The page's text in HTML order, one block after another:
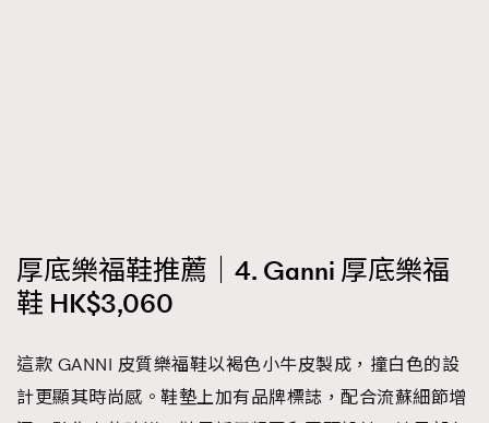
厚底樂福鞋推薦｜4. Ganni 厚底樂福
鞋 HK$3,060
這款 GANNI 皮質樂福鞋以褐色小牛皮製成，撞白色的設
計更顯其時尚感。鞋墊上加有品牌標誌，配合流蘇細節增